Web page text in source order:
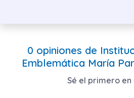
0 opiniones de
Emblemática María
Sé el primero en